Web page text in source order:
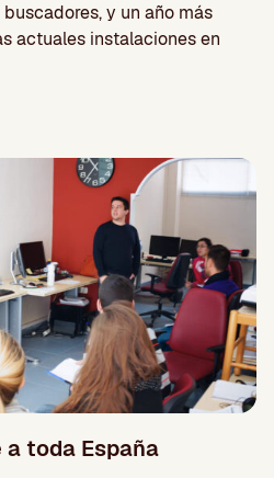
y un año más
actuales instalaciones en
toda España